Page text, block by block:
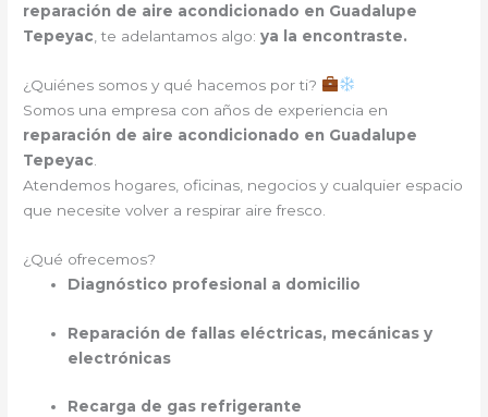
reparación de aire acondicionado en Guadalupe
Tepeyac , te adelantamos algo:ya la encontraste.
¿Quiénes somos y qué hacemos por ti?
Somos una empresa con años de experiencia en
reparación de aire acondicionado en Guadalupe
Tepeyac
Atendemos hogares, oficinas, negocios y cualquier espacio
que necesite volver a respirar aire fresco.
¿Qué ofrecemos?
Diagnóstico profesional a domicilio
Reparación de fallas eléctricas, mecánicas y
electrónicas
Recarga de gas refrigerante